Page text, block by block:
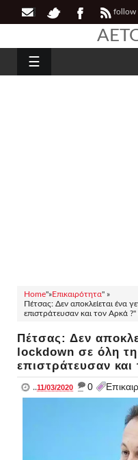
follow
☰
Home"»Επικαιρότητα" »
Πέτσας: Δεν αποκλείεται ένα
επιστράτευσαν και τον Αρκά ?"
Πέτσας: Δεν
lockdown σε όλη
επιστράτευσαν
..11/03/2020 _ 0